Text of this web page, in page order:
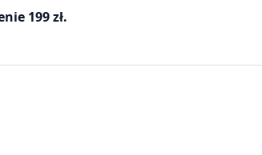
199 zł.